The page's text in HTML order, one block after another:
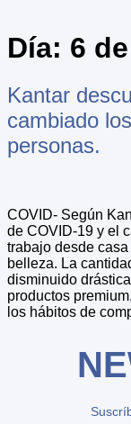
Día: 6
Kantar
cambiado
personas.
COVID- Según
de COVID-19 y el
trabajo desde
belleza. La
disminuido
productos
los hábitos de